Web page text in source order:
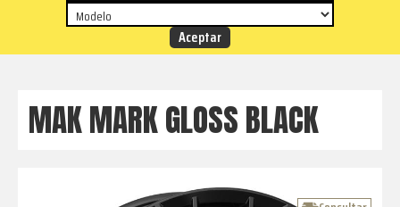
aluminio
top!
y
estilo
MAK MARK GLOSS BLACK